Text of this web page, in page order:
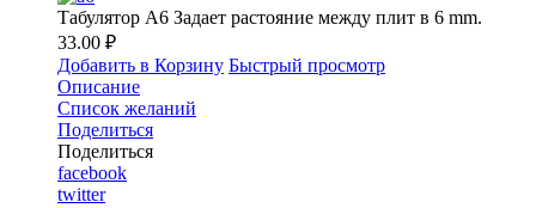
Табулятор A6 Задает растояние между плит в 6 mm.
33.00 ₽
Добавить в Корзину Быстрый просмотр
Описание
Список желаний
Поделиться
Поделиться
facebook
twitter